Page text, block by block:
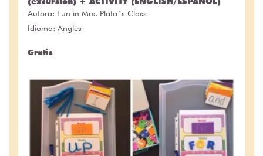
Autora: Fun in Mrs. Plata´s Class
Idioma: Anglés
Gratis